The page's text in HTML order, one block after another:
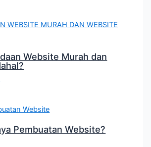
Website Murah dan
Pembuatan Website?